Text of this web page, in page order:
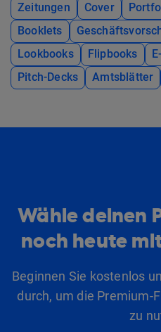
Zeitungen
Cover
Booklets
Lookbooks
Flipbooks
Pitch-Decks
Amtsblätter
Wähle deinen
noch heute
Beginnen Sie kostenlos
durch, um die Premium-
zu